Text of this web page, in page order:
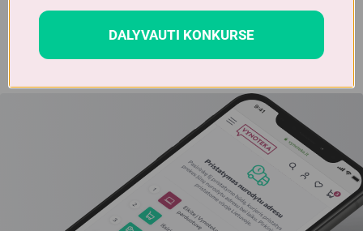
kuriems yrane mažiau kaip 20 metų.
DALYVAUTI KONKURSE